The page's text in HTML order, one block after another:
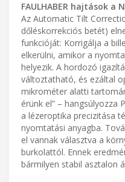
FAULHABER hajtások a
Az Automatic Tilt
dőléskorrekciós betét)
funkcióját: Korrigálja a
elkerülni, amikor a
helyezik. A hordozó
változtatható, és ezáltal
mikrométer alatti
érünk el” – hangsúlyozza
a lézeroptika precizitása
nyomtatási anyagba.
el vannak választva a
burkolattól. Ennek
bármilyen stabil asztalon